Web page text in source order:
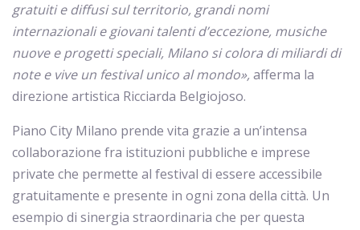
gratuiti e diffusi sul territorio, grandi nomi
internazionali e giovani talenti d’eccezione, musiche
nuove e progetti speciali, Milano si colora di miliardi di
note e vive un festival unico al mondo»,afferma la
direzione artistica Ricciarda Belgiojoso.
Piano City Milano prende vita grazie a un’intensa
collaborazione fra istituzioni pubbliche e imprese
private che permette al festival di essere accessibile
gratuitamente e presente in ogni zona della città. Un
esempio di sinergia straordinaria che per questa